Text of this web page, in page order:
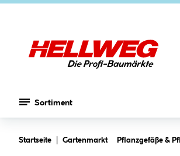
Sortiment
Startseite Gartenmarkt Pflanzgefäße &